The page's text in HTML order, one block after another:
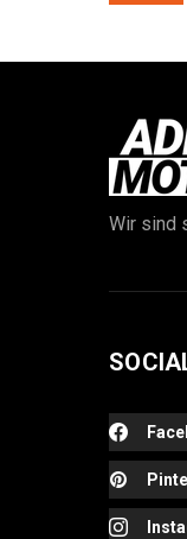
Wir sind